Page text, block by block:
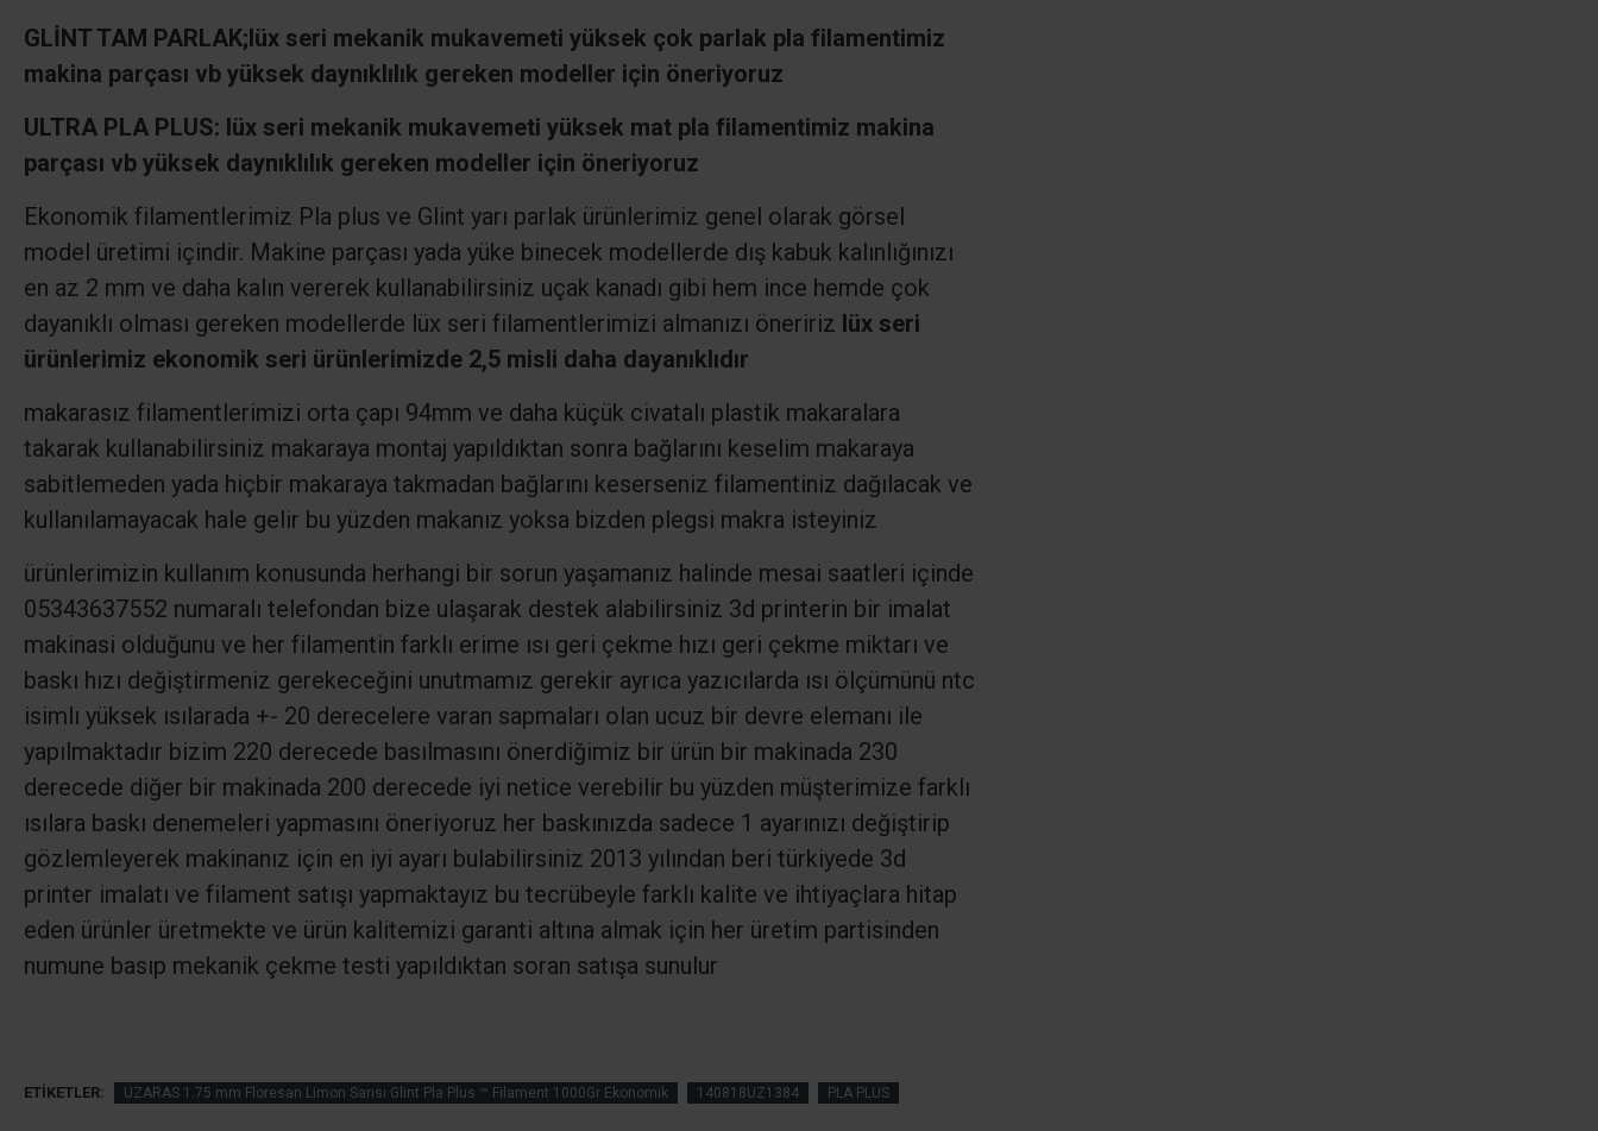
GLİNT TAM PARLAK;lüx seri mekanik mukavemeti yüksek çok parlak pla filamentimiz
makina parçası vb yüksek daynıklılık gereken modeller için öneriyoruz
ULTRA PLA PLUS: lüx seri mekanik mukavemeti yüksek mat pla filamentimiz makina
parçası vb yüksek daynıklılık gereken modeller için öneriyoruz
Ekonomik filamentlerimiz Pla plus ve Glint yarı parlak ürünlerimiz genel olarak görsel
model üretimi içindir. Makine parçası yada yüke binecek modellerde dış kabuk kalınlığınızı
en az 2 mm ve daha kalın vererek kullanabilirsiniz uçak kanadı gibi hem ince hemde çok
dayanıklı olması gereken modellerde lüx seri filamentlerimizi almanızı öneririz lüx seri
ürünlerimiz ekonomik seri ürünlerimizde 2,5 misli daha dayanıklıdır
makarasız filamentlerimizi orta çapı 94mm ve daha küçük civatalı plastik makaralara
takarak kullanabilirsiniz makaraya montaj yapıldıktan sonra bağlarını keselim makaraya
sabitlemeden yada hiçbir makaraya takmadan bağlarını keserseniz filamentiniz dağılacak ve
kullanılamayacak hale gelir bu yüzden makanız yoksa bizden plegsi makra isteyiniz
ürünlerimizin kullanım konusunda herhangi bir sorun yaşamanız halinde mesai saatleri içinde
05343637552 numaralı telefondan bize ulaşarak destek alabilirsiniz 3d printerin bir imalat
makinasi olduğunu ve her filamentin farklı erime ısı geri çekme hızı geri çekme miktarı ve
baskı hızı değiştirmeniz gerekeceğini unutmamız gerekir ayrıca yazıcılarda ısı ölçümünü ntc
isimlı yüksek ısılarada +- 20 derecelere varan sapmaları olan ucuz bir devre elemanı ile
yapılmaktadır bizim 220 derecede basılmasını önerdiğimiz bir ürün bir makinada 230
derecede diğer bir makinada 200 derecede iyi netice verebilir bu yüzden müşterimize farklı
ısılara baskı denemeleri yapmasını öneriyoruz her baskınızda sadece 1 ayarınızı değiştirip
gözlemleyerek makinanız için en iyi ayarı bulabilirsiniz 2013 yılından beri türkiyede 3d
printer imalatı ve filament satışı yapmaktayız bu tecrübeyle farklı kalite ve ihtiyaçlara hitap
eden ürünler üretmekte ve ürün kalitemizi garanti altına almak için her üretim partisinden
numune basıp mekanik çekme testi yapıldıktan soran satışa sunulur
ETIKETLER: UZARAS 1.75 mm Floresan Limon Sarısı Glint Pla Plus ™ Filament 1000Gr Ekonomik 140818UZ1384 PLA PLUS